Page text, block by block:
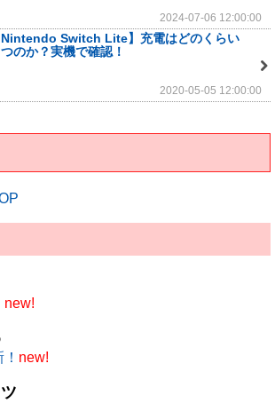
2024-07-06 12:00:00
Nintendo Switch Lite】充電はどのくらい
のか？実機で確認！
2020-05-05 12:00:00
new!
new!